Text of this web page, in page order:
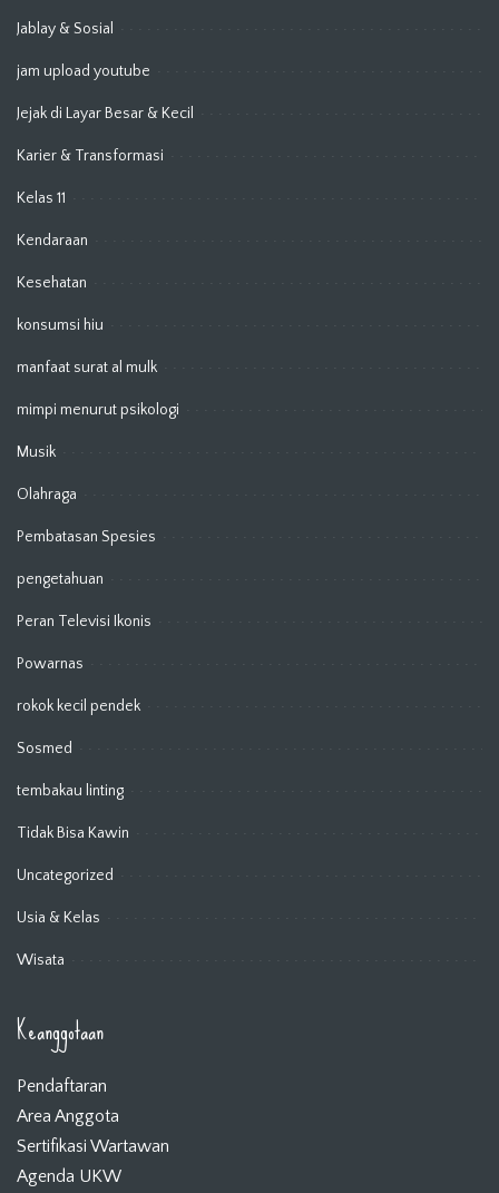
Jablay & Sosial
jam upload youtube
Jejak di Layar Besar & Kecil
Karier & Transformasi
Kelas 11
Kendaraan
Kesehatan
konsumsi hiu
manfaat surat al mulk
mimpi menurut psikologi
Musik
Olahraga
Pembatasan Spesies
pengetahuan
Peran Televisi Ikonis
Powarnas
rokok kecil pendek
Sosmed
tembakau linting
Tidak Bisa Kawin
Uncategorized
Usia & Kelas
Wisata
Keanggotaan
Pendaftaran
Area Anggota
Sertifikasi Wartawan
Agenda UKW